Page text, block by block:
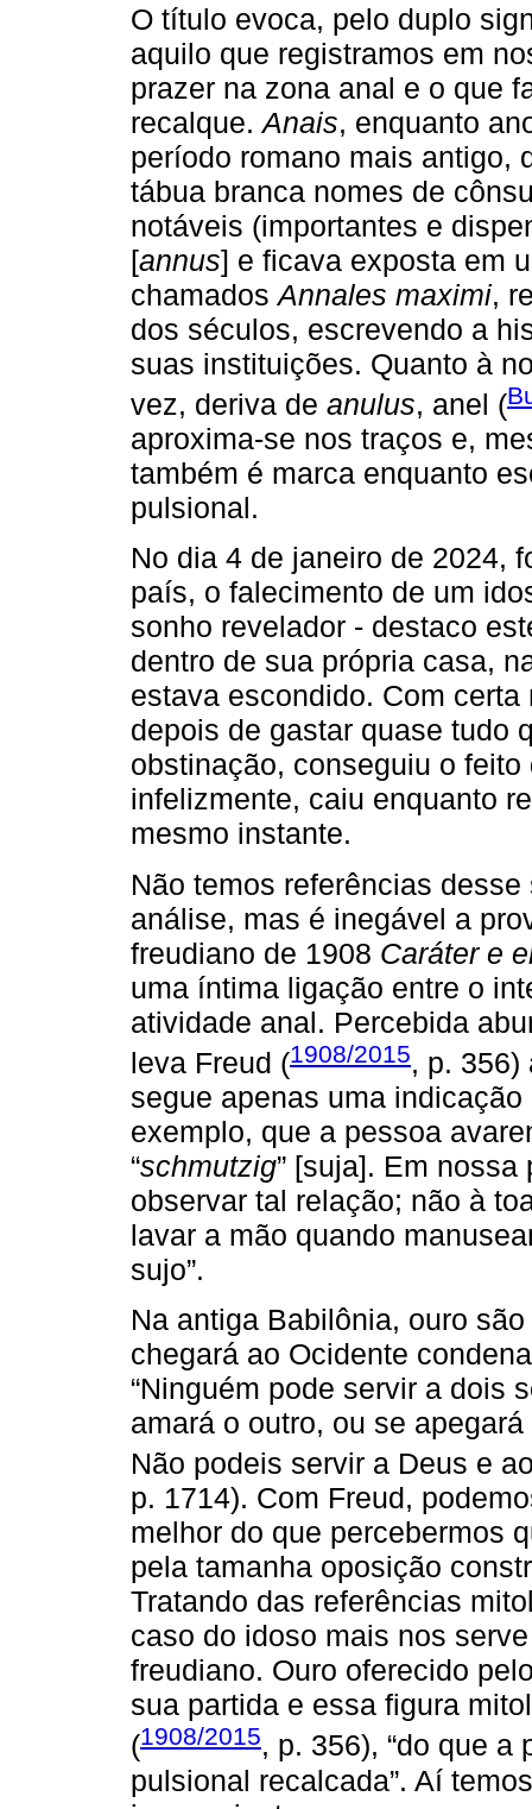
O título evoca, pelo duplo
aquilo que registramos em
prazer na zona anal e o que
recalque.Anais, enquanto
período romano mais antigo,
tábua branca nomes de
notáveis (importantes e
[annus] e ficava exposta em
chamadosAnnales maximi,
dos séculos, escrevendo a
suas instituições. Quanto à
vez, deriva de anulus, anel (
aproxima-se nos traços e,
também é marca enquanto
pulsional.
No dia 4 de janeiro de 2024,
país, o falecimento de um
sonho revelador - destaco
dentro de sua própria casa,
estava escondido. Com
depois de gastar quase tudo
obstinação, conseguiu o
infelizmente, caiu enquanto
mesmo instante.
Não temos referências
análise, mas é inegável a
freudiano de 1908 Caráter e
uma íntima ligação entre o
atividade anal. Percebida
leva Freud (1908/2015, p. 356)
segue apenas uma
exemplo, que a pessoa
“schmutzig” [suja]. Em
observar tal relação; não à
lavar a mão quando
sujo”.
Na antiga Babilônia, ouro
chegará ao Ocidente
“Ninguém pode servir a dois
amará o outro, ou se
Não podeis servir a Deus e
p. 1714). Com Freud,
melhor do que percebermos
pela tamanha oposição
Tratando das referências
caso do idoso mais nos
freudiano. Ouro oferecido
sua partida e essa figura
(1908/2015, p. 356), “do que
pulsional recalcada”. Aí